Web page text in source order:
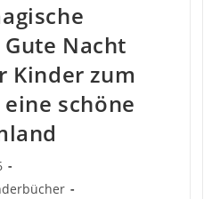
Nacht
Kinder zum
schöne